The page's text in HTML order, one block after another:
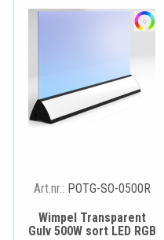
Art.nr.: POTG-SO-0500R
Wimpel Transparent
Gulv 500W sort LED RGB